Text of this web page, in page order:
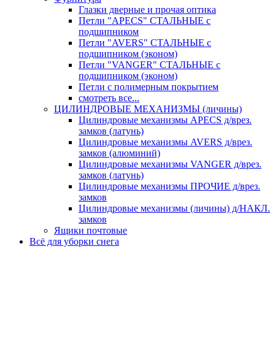
Глазки дверные и прочая оптика
Петли "APECS" СТАЛЬНЫЕ с
подшипником
Петли "AVERS" СТАЛЬНЫЕ с
подшипником (эконом)
Петли "VANGER" СТАЛЬНЫЕ с
подшипником (эконом)
Петли с полимерным покрытием
смотреть все...
ЦИЛИНДРОВЫЕ МЕХАНИЗМЫ (личины)
Цилиндровые механизмы APECS д/врез.
замков (латунь)
Цилиндровые механизмы AVERS д/врез.
замков (алюминий)
Цилиндровые механизмы VANGER д/врез.
замков (латунь)
Цилиндровые механизмы ПРОЧИЕ д/врез.
замков
Цилиндровые механизмы (личины) д/НАКЛ.
замков
Ящики почтовые
Всё для уборки снега